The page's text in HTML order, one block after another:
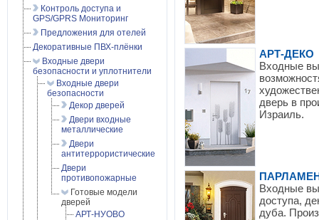
АРТ-ДЕКО
Входные
дверь в
Израиль.
Входные
доступа,
дуба.
Контроль доступа и
GPS/GPRS Мониторинг
Предложения для отелей
Декоративные ПВХ-плёнки
Входные двери
безопасности и уплотнители
Входные двери
безопасности
Декор дверей
Двери входные
металлические
Двери
антитеррористические
Двери
противопожарные
Готовые модели
дверей
АРТ-НУОВО